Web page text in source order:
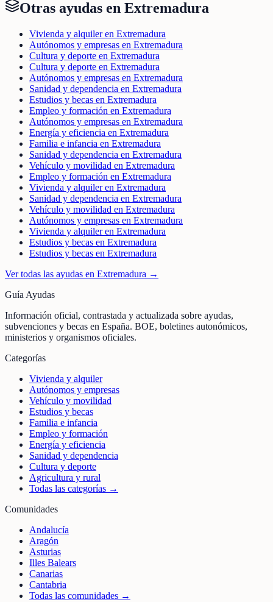
Otras ayudas en Extremadura
Vivienda y alquiler en Extremadura
Autónomos y empresas en Extremadura
Cultura y deporte en Extremadura
Cultura y deporte en Extremadura
Autónomos y empresas en Extremadura
Sanidad y dependencia en Extremadura
Estudios y becas en Extremadura
Empleo y formación en Extremadura
Autónomos y empresas en Extremadura
Energía y eficiencia en Extremadura
Familia e infancia en Extremadura
Sanidad y dependencia en Extremadura
Vehículo y movilidad en Extremadura
Empleo y formación en Extremadura
Vivienda y alquiler en Extremadura
Sanidad y dependencia en Extremadura
Vehículo y movilidad en Extremadura
Autónomos y empresas en Extremadura
Vivienda y alquiler en Extremadura
Estudios y becas en Extremadura
Estudios y becas en Extremadura
Ver todas las ayudas en Extremadura →
Guía Ayudas
Información oficial, contrastada y actualizada sobre ayudas,
subvenciones y becas en España. BOE, boletines autonómicos,
ministerios y organismos oficiales.
Categorías
Vivienda y alquiler
Autónomos y empresas
Vehículo y movilidad
Estudios y becas
Familia e infancia
Empleo y formación
Energía y eficiencia
Sanidad y dependencia
Cultura y deporte
Agricultura y rural
Todas las categorías →
Comunidades
Andalucía
Aragón
Asturias
Illes Balears
Canarias
Cantabria
Todas las comunidades →